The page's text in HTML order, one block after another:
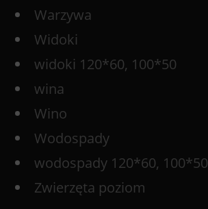
Warzywa
Widoki
widoki 120*60, 100*50
wina
Wino
Wodospady
wodospady 120*60, 100*50
Zwierzęta poziom